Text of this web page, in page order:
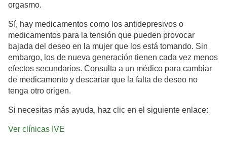
orgasmo.
Sí, hay medicamentos como los antidepresivos o
medicamentos para la tensión que pueden provocar
bajada del deseo en la mujer que los está tomando. Sin
embargo, los de nueva generación tienen cada vez menos
efectos secundarios. Consulta a un médico para cambiar
de medicamento y descartar que la falta de deseo no
tenga otro origen.
Si necesitas más ayuda, haz clic en el siguiente enlace:
Ver clínicas IVE